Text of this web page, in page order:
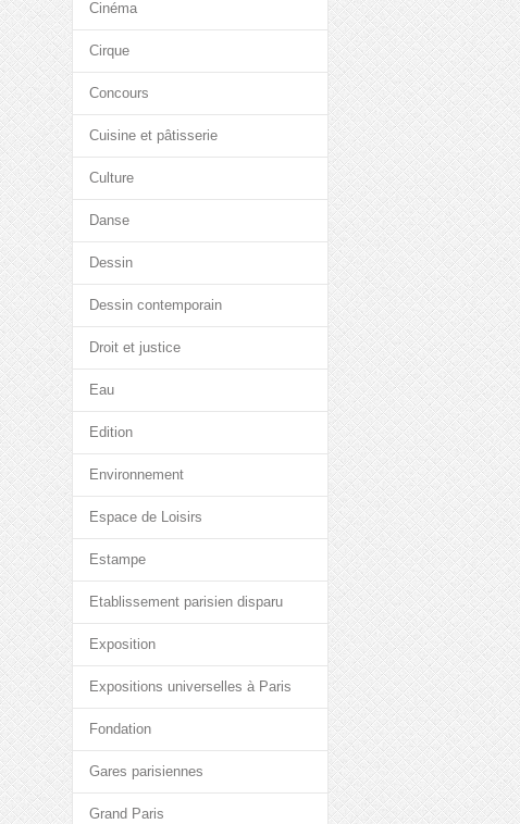
Cinéma
Cirque
Concours
Cuisine et pâtisserie
Culture
Danse
Dessin
Dessin contemporain
Droit et justice
Eau
Edition
Environnement
Espace de Loisirs
Estampe
Etablissement parisien disparu
Exposition
Expositions universelles à Paris
Fondation
Gares parisiennes
Grand Paris